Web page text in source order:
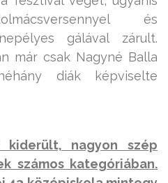
és
gálával zárult.
már csak Nagyné Balla
diák képviselte
nagyon szép
számos kategóriában.